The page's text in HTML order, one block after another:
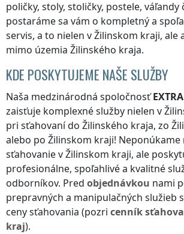
poličky, stoly, stoličky, postele, váľandy
postaráme sa vám o kompletný a
servis, a to nielen v Žilinskom kraji, ale
mimo územia Žilinského kraja.
KDE POSKYTUJEME NAŠE SLUŽBY
Naša medzinárodná spoločnosť
zaisťuje komplexné služby nielen v
pri sťahovanído Žilinského kraja, zo
alebo po Žilinskom kraji! Neponúkame
sťahovaniev Žilinskom kraji, ale
profesionálne, spoľahlivé a kvalitné
odborníkov. Pred objednávkou nami
prepravných a manipulačných služieb
ceny sťahovania (pozri cenník
kraj).